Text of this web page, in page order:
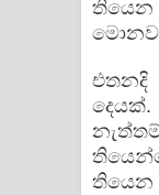
තියෙන